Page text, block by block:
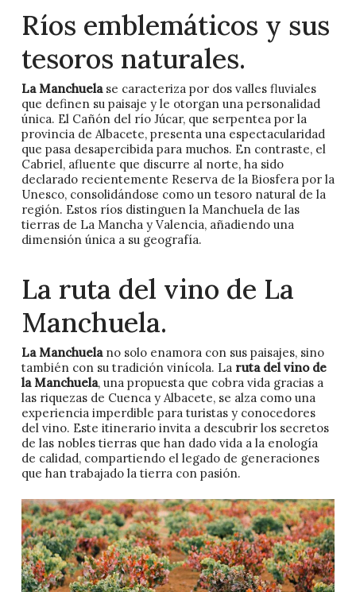
Ríos emblemáticos y sus
tesoros naturales.
La Manchuelase caracteriza por dos valles fluviales
que definen su paisaje y le otorgan una personalidad
única. El Cañón del río Júcar, que serpentea por la
provincia de Albacete, presenta una espectacularidad
que pasa desapercibida para muchos. En contraste, el
Cabriel, afluente que discurre al norte, ha sido
declarado recientemente Reserva de la Biosfera por la
Unesco, consolidándose como un tesoro natural de la
región. Estos ríos distinguen la Manchuela de las
tierras de La Mancha y Valencia, añadiendo una
dimensión única a su geografía.
La ruta del vino de La
Manchuela.
La Manchuelano solo enamora con sus paisajes, sino
también con su tradición vinícola. La ruta del vino de
la Manchuela, una propuesta que cobra vida gracias a
las riquezas de Cuenca y Albacete, se alza como una
experiencia imperdible para turistas y conocedores
del vino. Este itinerario invita a descubrir los secretos
de las nobles tierras que han dado vida a la enología
de calidad, compartiendo el legado de generaciones
que han trabajado la tierra con pasión.